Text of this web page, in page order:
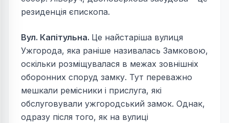
резиденція єпископа.
Вул. Капітульна. Це найстаріша вулиця
Ужгорода, яка раніше називалась Замковою,
оскільки розміщувалася в межах зовнішніх
оборонних споруд замку. Тут переважно
мешкали ремісники і прислуга, які
обслуговували ужгородський замок. Однак,
одразу після того, як на вулиці